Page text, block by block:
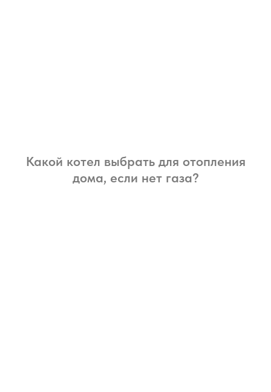
Какой котел выбрать для отопления
дома, если нет газа?